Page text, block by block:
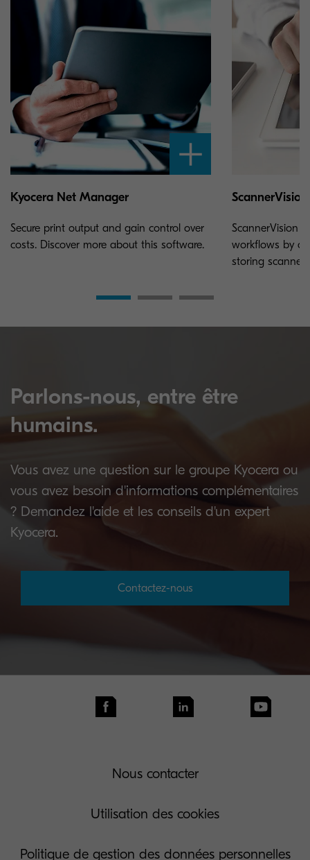
Kyocera Net Manager
Secure print output and gain control over
costs. Discover more about this software.
ScannerVision
ScannerVision
workflows by
storing
Parlons-nous, entre être
humains.
Vous avez une question sur le groupe Kyocera ou
vous avez besoin d'informations complémentaires
? Demandez l'aide et les conseils d'un expert
Kyocera.
Contactez-nous
Nous contacter
Utilisation des cookies
Politique de gestion des données personnelles